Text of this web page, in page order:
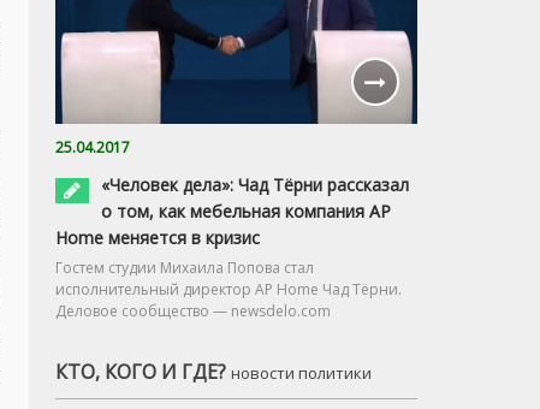
25.04.2017
«Человек дела»: Чад Тёрни рассказал
о том, как мебельная компания AP
Home меняется в кризис
Гостем студии Михаила Попова стал
исполнительный директор AP Home Чад Тёрни.
Деловое сообщество — newsdelo.com
КТО, КОГО И ГДЕ? новости политики